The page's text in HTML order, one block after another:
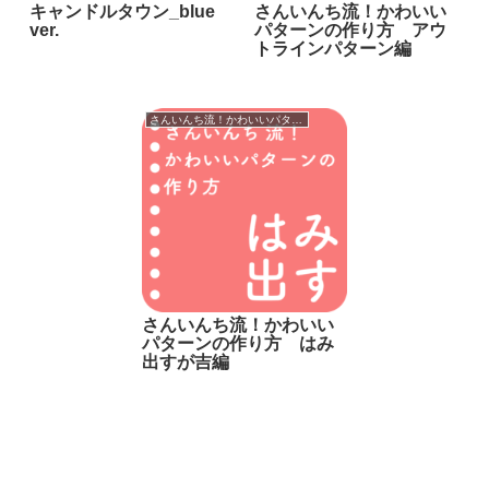
キャンドルタウン_blue
ver.
さんいんち流！かわいい
パターンの作り方 アウ
トラインパターン編
さんいんち流！かわいいパターンの作り方
さんいんち流！かわいい
パターンの作り方 はみ
出すが吉編